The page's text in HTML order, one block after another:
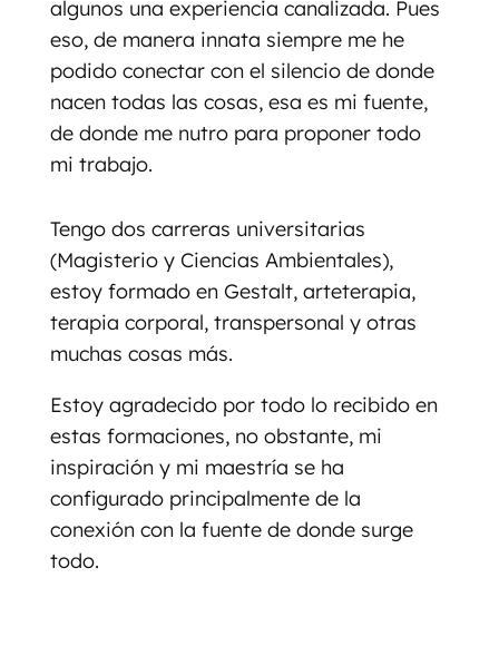
algunos una experiencia canalizada. Pues
eso, de manera innata siempre me he
podido conectar con el silencio de donde
nacen todas las cosas, esa es mi fuente,
de donde me nutro para proponer todo
mi trabajo.
Tengo dos carreras universitarias
(Magisterio y Ciencias Ambientales),
estoy formado en Gestalt, arteterapia,
terapia corporal, transpersonal y otras
muchas cosas más.
Estoy agradecido por todo lo recibido en
estas formaciones, no obstante, mi
inspiración y mi maestría se ha
configurado principalmente de la
conexión con la fuente de donde surge
todo.